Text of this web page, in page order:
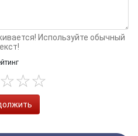
Используйте обычный